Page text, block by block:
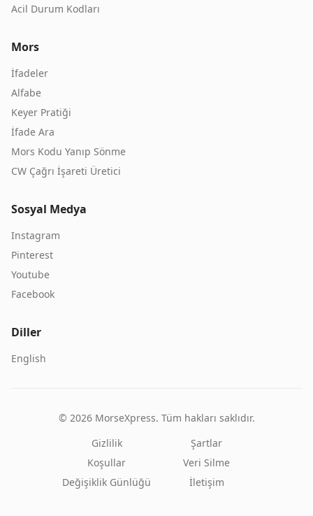
Acil Durum Kodları
Mors
İfadeler
Alfabe
Keyer Pratiği
İfade Ara
Mors Kodu Yanıp Sönme
CW Çağrı İşareti Üretici
Sosyal Medya
Instagram
Pinterest
Youtube
Facebook
Diller
English
© 2026MorseXpress. Tüm hakları saklıdır.
Gizlilik
Şartlar
Koşullar
Veri Silme
Değişiklik Günlüğü
İletişim